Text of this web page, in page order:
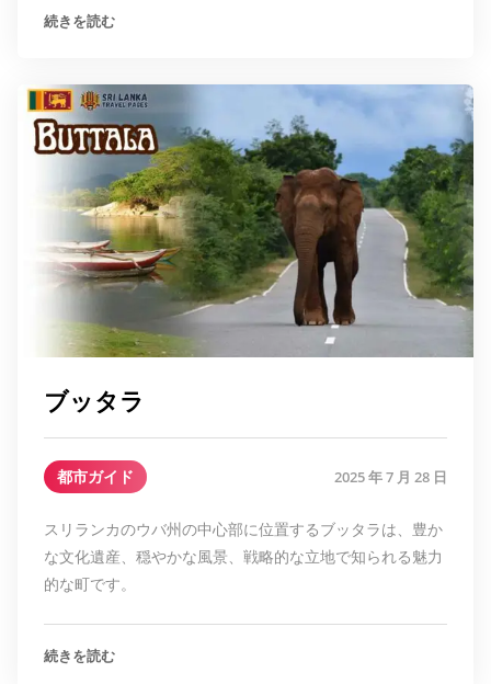
続きを読む
ブッタラ
都市ガイド 2025 年 7 月 28 日
スリランカのウバ州の中心部に位置するブッタラは、豊か
な文化遺産、穏やかな風景、戦略的な立地で知られる魅力
的な町です。
続きを読む